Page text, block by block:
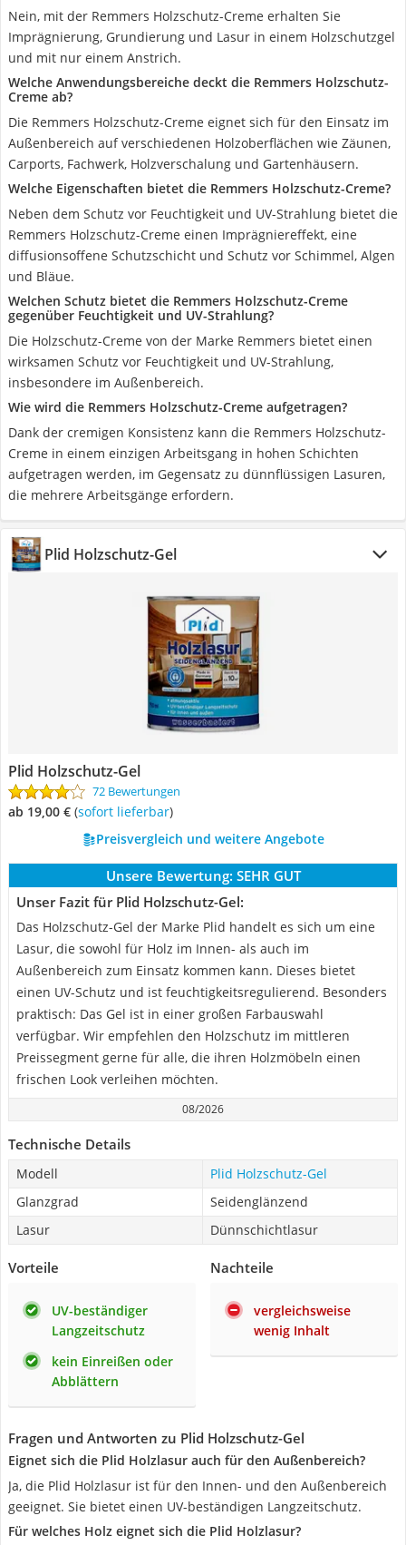
Nein, mit der Remmers Holzschutz-Creme erhalten Sie
Imprägnierung, Grundierung und Lasur in einem Holzschutzgel
und mit nur einem Anstrich.
Welche Anwendungsbereiche deckt die Remmers Holzschutz-
Creme ab?
Die Remmers Holzschutz-Creme eignet sich für den Einsatz im
Außenbereich auf verschiedenen Holzoberflächen wie Zäunen,
Carports, Fachwerk, Holzverschalung und Gartenhäusern.
Welche Eigenschaften bietet die Remmers Holzschutz-Creme?
Neben dem Schutz vor Feuchtigkeit und UV-Strahlung bietet die
Remmers Holzschutz-Creme einen Imprägniereffekt, eine
diffusionsoffene Schutzschicht und Schutz vor Schimmel, Algen
und Bläue.
Welchen Schutz bietet die Remmers Holzschutz-Creme
gegenüber Feuchtigkeit und UV-Strahlung?
Die Holzschutz-Creme von der Marke Remmers bietet einen
wirksamen Schutz vor Feuchtigkeit und UV-Strahlung,
insbesondere im Außenbereich.
Wie wird die Remmers Holzschutz-Creme aufgetragen?
Dank der cremigen Konsistenz kann die Remmers Holzschutz-
Creme in einem einzigen Arbeitsgang in hohen Schichten
aufgetragen werden, im Gegensatz zu dünnflüssigen Lasuren,
die mehrere Arbeitsgänge erfordern.
Plid Holzschutz-Gel
Plid Holzschutz-Gel
72 Bewertungen
ab 19,00 € ( Sofort lieferbar)
Preisvergleich und weitere Angebote
Unsere Bewertung: SEHR GUT
Unser Fazit für Plid Holzschutz-Gel:
Das Holzschutz-Gel der Marke Plid handelt es sich um eine
Lasur, die sowohl für Holz im Innen- als auch im
Außenbereich zum Einsatz kommen kann. Dieses bietet
einen UV-Schutz und ist feuchtigkeitsregulierend. Besonders
praktisch: Das Gel ist in einer großen Farbauswahl
verfügbar. Wir empfehlen den Holzschutz im mittleren
Preissegment gerne für alle, die ihren Holzmöbeln einen
frischen Look verleihen möchten.
08/2026
Technische Details
Modell
Plid Holzschutz-Gel
Glanzgrad
Seidenglänzend
Lasur
Dünnschichtlasur
Vorteile
UV-beständiger
Langzeitschutz
kein Einreißen oder
Abblättern
Nachteile
vergleichsweise
wenig Inhalt
Fragen und Antworten zu Plid Holzschutz-Gel
Eignet sich die Plid Holzlasur auch für den Außenbereich?
Ja, die Plid Holzlasur ist für den Innen- und den Außenbereich
geeignet. Sie bietet einen UV-beständigen Langzeitschutz.
Für welches Holz eignet sich die Plid Holzlasur?